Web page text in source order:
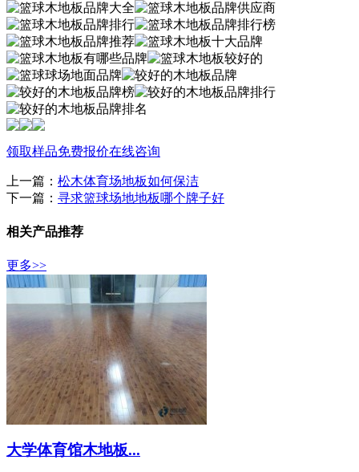
领取样品免费报价在线咨询
上一篇： 松木体育场地板如何保洁
下一篇： 寻求篮球场地地板哪个牌子好
相关产品推荐
更多>>
大学体育馆木地板...